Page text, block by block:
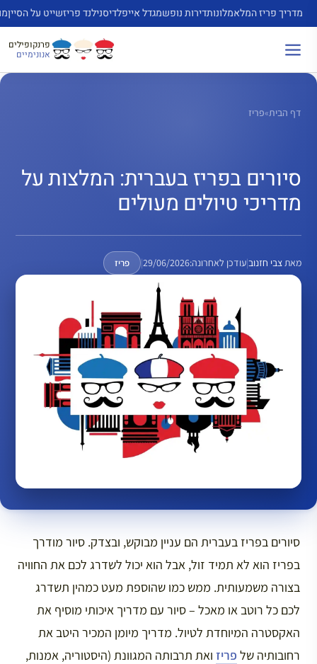
לדלג
לתוכן
מדריך פריז המלאמלונותדירות נופשמגדל אייפלדיסנילנד פריזשייט על הסיין
פרנקופילים
אנונימיים
דף הבית»פריז
סיורים בפריז בעברית: המלצות על
מדריכי טיולים מעולים
מאתצבי חזנוב|עודכן לאחרונה:29/06/2026
| פריז
סיורים בפריז בעברית הם עניין מבוקש, ובצדק. סיור מודרך
בפריז הוא לא תמיד זול, אבל הוא יכול לשדרג לכם את החוויה
בצורה משמעותית. ממש כמו שהוספת מעט כמהין תשדרג
לכם כל רוטב או מאכל – סיור עם מדריך איכותי מוסיף את
האקסטרה המיוחדת לטיול. מדריך מיומן המכיר היטב את
רחובותיה של פריז ואת תרבותה המגוונת (היסטוריה, אמנות,